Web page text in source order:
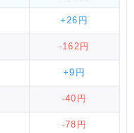
+26円
-162円
+9円
-40円
-78円